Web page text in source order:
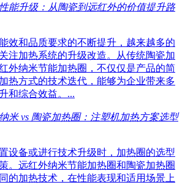
能升级：从陶瓷到远红外的价值提升路
效和品质要求的不断提升，越来越多的
注加热系统的升级改造。从传统陶瓷加
外纳米节能加热圈，不仅仅是产品的简
热方式的技术迭代，能够为企业带来多
和综合效益。...
米 vs 陶瓷加热圈：注塑机加热方案选型
设备或进行技术升级时，加热圈的选型
。远红外纳米节能加热圈和陶瓷加热圈
的加热技术，在性能表现和适用场景上